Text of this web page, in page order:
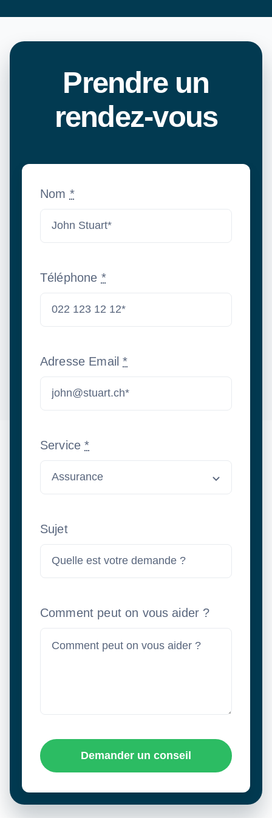
Prendre un
rendez-vous
Nom *
Téléphone *
Adresse Email*
Service*
Sujet
Comment peut on vous aider ?
Demander un conseil